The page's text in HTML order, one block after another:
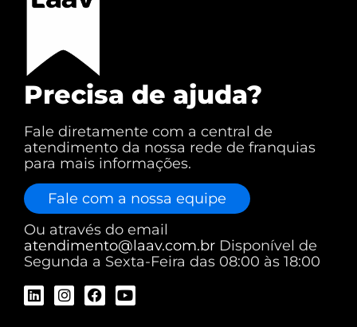
Precisa de ajuda?
Fale diretamente com a central de
atendimento da nossa rede de franquias
para mais informações.
Fale com a nossa equipe
Ou através do email
atendimento@laav.com.br Disponível de
Segunda a Sexta-Feira das 08:00 às 18:00